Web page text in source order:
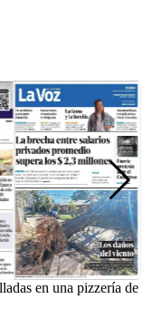
en una pizzería de